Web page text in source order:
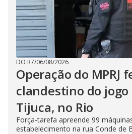
DO R7/06/08/2026
Operação do MPRJ
clandestino do
Tijuca, no Rio
Força-tarefa apreende 99
estabelecimento na rua Conde de